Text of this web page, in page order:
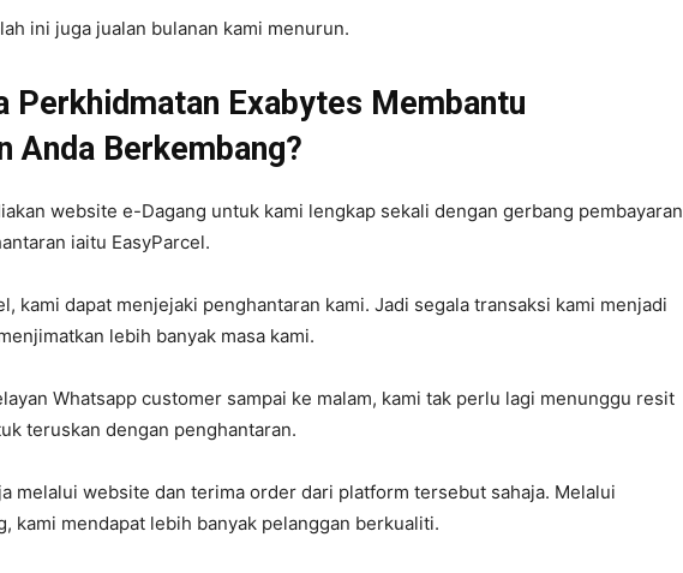
ini juga jualan bulanan kami menurun.
Perkhidmatan Exabytes Membantu
Anda Berkembang?
website e-Dagang untuk kami lengkap sekali dengan gerbang pembayaran
iaitu EasyParcel.
kami dapat menjejaki penghantaran kami. Jadi segala transaksi kami menjadi
lebih banyak masa kami.
Whatsapp customer sampai ke malam, kami tak perlu lagi menunggu resit
teruskan dengan penghantaran.
melalui website dan terima order dari platform tersebut sahaja. Melalui
kami mendapat lebih banyak pelanggan berkualiti.